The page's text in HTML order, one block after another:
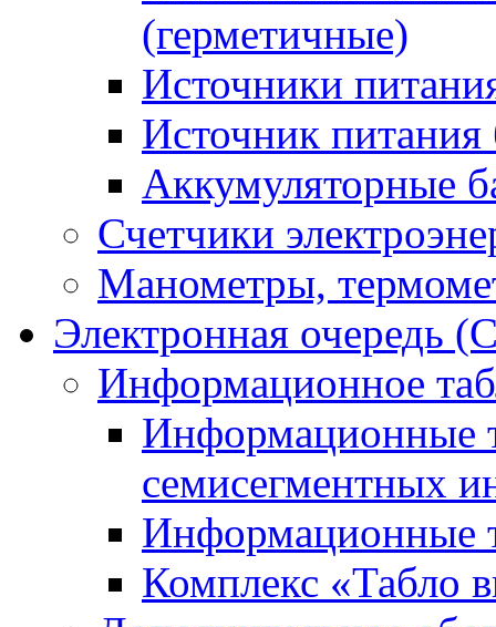
(герметичные)
Источники
Источник
Аккумуляторные
Счетчики
Манометры,
Электронная очередь
Информационное
Информационные
семисегментных
Информационные
Комплекс «Табло